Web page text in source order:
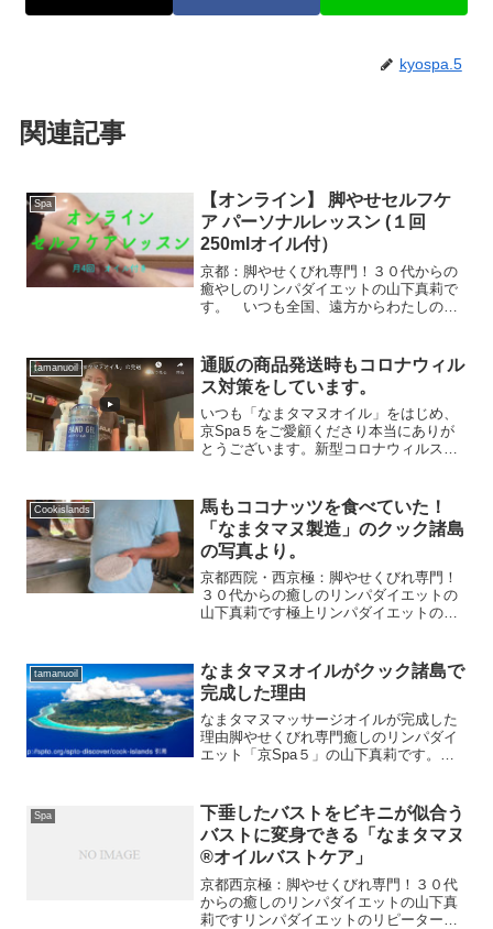
kyospa.5
関連記事
Spa
【オンライン】 脚やせセルフケ
ア パーソナルレッスン (１回
250mlオイル付）
京都：脚やせくびれ専門！３０代からの
癒やしのリンパダイエットの山下真莉で
す。 いつも全国、遠方からわたしの施
府県の方々からサロンに通いたくても通
えなくなっているので「真...
tamanuoil
通販の商品発送時もコロナウィル
ス対策をしています。
いつも「なまタマヌオイル」をはじめ、
京Spa５をご愛顧くださり本当にありが
とうございます。新型コロナウィルス
てしまったり、カサカサになってしまっ
たり・・・。ウィルス予...
Cookislands
馬もココナッツを食べていた！
「なまタマヌ製造」のクック諸島
の写真より。
京都西院・西京極：脚やせくびれ専門！
３０代からの癒しのリンパダイエットの
山下真莉です極上リンパダイエットの施
諸島🌴わたしが実際に４度行って、目と
鼻と手で製造工程を確認し...
tamanuoil
なまタマヌオイルがクック諸島で
完成した理由
なまタマヌマッサージオイルが完成した
理由脚やせくびれ専門癒しのリンパダイ
エット「京Spa５」の山下真莉です。私
サロンを経営しています。今まで、数十
種類のオイルを使ったこ...
Spa
下垂したバストをビキニが似合う
バストに変身できる「なまタマヌ
®オイルバストケア」
京都西京極：脚やせくびれ専門！３０代
からの癒しのリンパダイエットの山下真
莉ですリンパダイエットのリピーター様